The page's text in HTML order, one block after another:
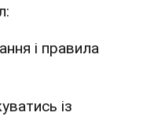
і правила
із